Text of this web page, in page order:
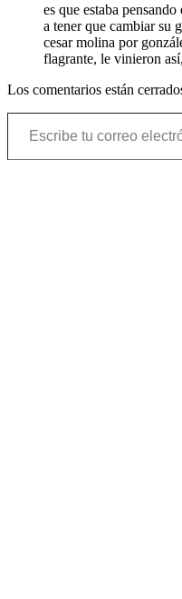
es que estaba
a tener que cambiar su
cesar molina por
flagrante, le vinieron
Los comentarios están
Escribe tu correo electrónico…